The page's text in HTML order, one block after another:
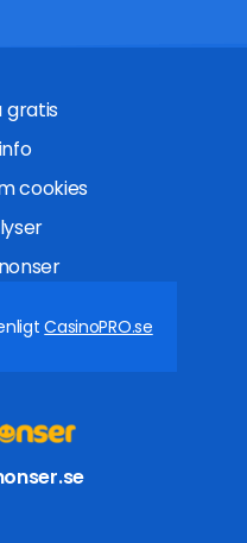
gratis
cookies
CasinoPRO.se